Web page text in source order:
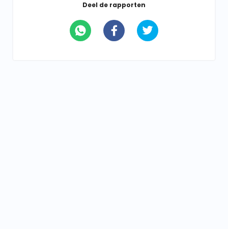
Deel de rapporten